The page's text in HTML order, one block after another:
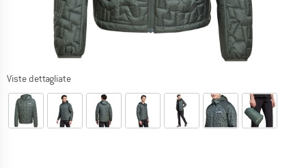
Viste dettagliate